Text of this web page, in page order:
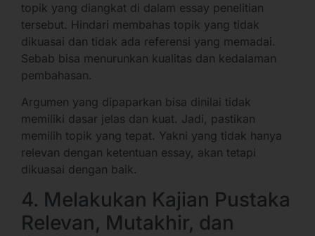
topik yang diangkat di dalam essay penelitian
tersebut. Hindari membahas topik yang tidak
dikuasai dan tidak ada referensi yang memadai.
Sebab bisa menurunkan kualitas dan kedalaman
pembahasan.
Argumen yang dipaparkan bisa dinilai tidak
memiliki dasar jelas dan kuat. Jadi, pastikan
memilih topik yang tepat. Yakni yang tidak hanya
relevan dengan ketentuan essay, akan tetapi
dikuasai dengan baik.
4. Melakukan Kajian Pustaka
Relevan, Mutakhir, dan